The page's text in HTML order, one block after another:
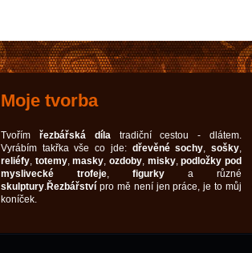
Moje tvorba
Tvořím řezbářská dílatradiční cestou - dlátem.
Vyrábím takřka vše co jde: dřevěné sochy,sošky,
reliéfy, totemy,masky,ozdoby, misky,podložky pod
myslivecké trofeje, figurky a různé
skulptury.Řezbářství pro mě není jen práce, je to můj
koníček.